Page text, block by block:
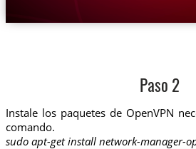
Paso 2
Instale los paquetes de OpenVPN
comando.
sudo apt-get install network-manager-